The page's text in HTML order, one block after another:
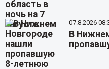
07.8.2026
В